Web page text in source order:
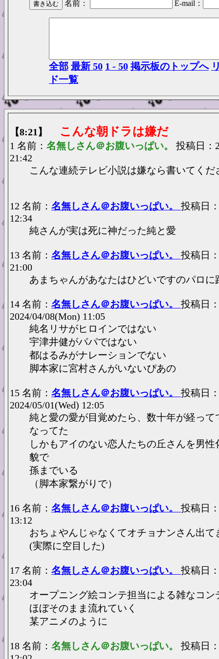
名前： E-mail：
全部 最新 50 1 - 50 掲示板のトップへ
ド一覧
【8:21】 こんな朝ドラは嫌だ
1 名前： 名無しさん＠お腹いっぱい。 投稿日：
21:42
こんな連続テレビ小説は嫌なら書いてくだ
12 名前： 名無しさん＠お腹いっぱい。 投稿日
12:34
純さんが実は死に神だった純と愛
13 名前： 名無しさん＠お腹いっぱい。 投稿日
21:00
あまちゃんがあなたはひどいですのパロに
14 名前： 名無しさん＠お腹いっぱい。 投稿日
2024/04/08(Mon) 11:05
純名リサがヒロインではない
宇津井健がパパではない
都はるみがナレーションでない
脚本家に宮村さんがいないぴあの
15 名前： 名無しさん＠お腹いっぱい。 投稿日
2024/05/01(Wed) 12:05
純と愛の愛が目覚めたら、数十年が経って
なってた
しかもアイのない恋人たちの丘さんを男性
貌で
孫までいる
（脚本家繋がりで）
16 名前： 名無しさん＠お腹いっぱい。 投稿日
13:12
おちょやんじゃなくてオチョナンさん出て
(実際に空目した)
17 名前： 名無しさん＠お腹いっぱい。 投稿日
23:04
オープニング絵コンテ担当による雑なコン
ほぼそのまま流れていく
某アニメのように
18 名前： 名無しさん＠お腹いっぱい。 投稿日